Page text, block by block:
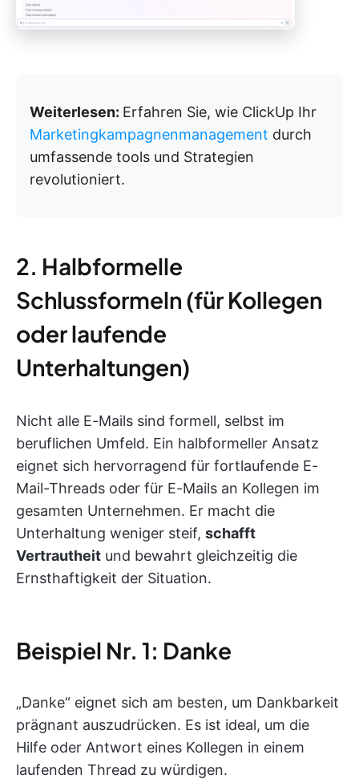
Weiterlesen: Erfahren Sie, wie ClickUp Ihr
Marketingkampagnenmanagement durch
umfassende tools und Strategien
revolutioniert.
2. Halbformelle
Schlussformeln (für Kollegen
oder laufende
Unterhaltungen)
Nicht alle E-Mails sind formell, selbst im
beruflichen Umfeld. Ein halbformeller Ansatz
eignet sich hervorragend für fortlaufende E-
Mail-Threads oder für E-Mails an Kollegen im
gesamten Unternehmen. Er macht die
Unterhaltung weniger steif, schafft
Vertrautheit und bewahrt gleichzeitig die
Ernsthaftigkeit der Situation.
Beispiel Nr. 1: Danke
„Danke“ eignet sich am besten, um Dankbarkeit
prägnant auszudrücken. Es ist ideal, um die
Hilfe oder Antwort eines Kollegen in einem
laufenden Thread zu würdigen.